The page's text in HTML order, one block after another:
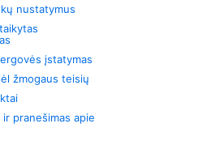
nustatymus
įstatymas
žmogaus teisių
pranešimas apie